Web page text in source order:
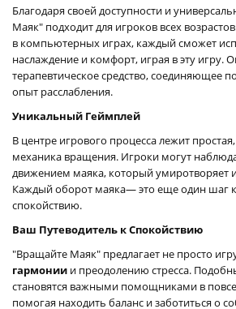
Благодаря своей доступности и
Маяк" подходит для игроков всех
в компьютерных играх, каждый сможет
наслаждение и комфорт, играя в эту игру.
терапевтическое средство, соединяющее
опыт расслабления.
Уникальный Геймплей
В центре игрового процесса лежит
механика вращения. Игроки могут
движением маяка, который умиротворяет
Каждый оборот маяка— это еще один шаг
спокойствию.
Ваш Путеводитель к Спокойствию
"Вращайте Маяк" предлагает не просто
гармонии и преодолению стресса.
становятся важными помощниками в
помогая находить баланс и заботиться о